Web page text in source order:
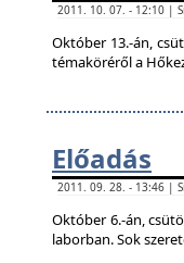
2011. 10. 07. - 12:10 |
Október 13.-án,
témaköréről a
Előadás
2011. 09. 28. - 13:46 |
Október 6.-án,
laborban. Sok